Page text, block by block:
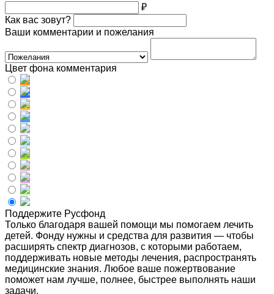
₽
Как вас зовут?
Ваши комментарии и пожелания
Цвет фона комментария
Поддержите Русфонд
Только благодаря вашей помощи мы помогаем лечить
детей. Фонду нужны и средства для развития — чтобы
расширять спектр диагнозов, с которыми работаем,
поддерживать новые методы лечения, распространять
медицинские знания. Любое ваше пожертвование
поможет нам лучше, полнее, быстрее выполнять наши
задачи.